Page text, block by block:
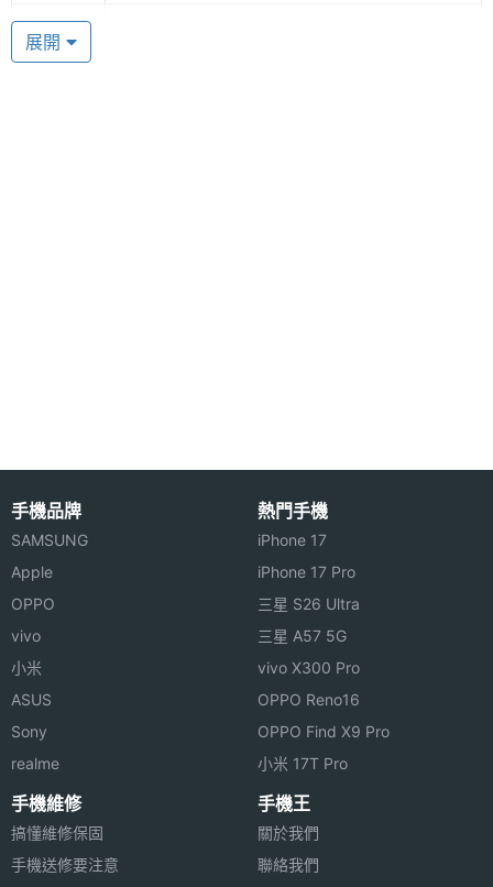
Victory’s 具備大字體、大按鍵設計，不用擔心長輩看
不見，讓年長者操作手機時方便許多。內建雙聽筒、
Victory’s V3 功能特色
◎ WCDMA + GSM 雙卡雙待手機
◎ 2.4 吋彩色主螢幕、480 x 320pixels 螢幕解析度
◎ 2.0 吋外螢幕、雙聽筒設計
◎ 支援 FM 收音機、一鍵開啟 SOS、報時、錄音等七
大功能
◎ 130 萬畫素鏡頭
◎ 可透過 microSD 記憶卡擴充
※本文為 SOGI 手機王版權所有，未經授權不得轉載使用※
副螢幕
尺寸
電池容
800 mAh
最大通
話時間
通訊與網路
3G頻率 HSDPA, HSUPA, WCDMA
2G頻率
GSM 1800, GSM 1900, GSM 850, GSM
展開
手機品牌
SAMSUNG
Apple
OPPO
vivo
小米
ASUS
Sony
realme
熱門手機
iPhone 17
iPhone 17 Pro
三星 S26 Ultra
三星 A57 5G
vivo X300 Pro
OPPO Reno16
OPPO Find X9 Pro
小米 17T Pro
手機維修
搞懂維修保固
手機送修要注意
手機王
關於我們
聯絡我們